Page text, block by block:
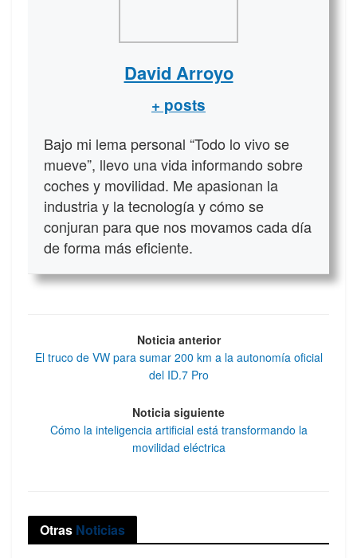
David Arroyo
+ posts
Bajo mi lema personal “Todo lo vivo se
mueve”, llevo una vida informando sobre
coches y movilidad. Me apasionan la
industria y la tecnología y cómo se
conjuran para que nos movamos cada día
de forma más eficiente.
Noticia anterior
El truco de VW para sumar 200 km a la autonomía oficial
del ID.7 Pro
Noticia siguiente
Cómo la inteligencia artificial está transformando la
movilidad eléctrica
Otras Noticias